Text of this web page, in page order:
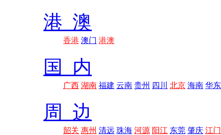
港 澳
香港 澳门 港澳
国 内
广西 湖南 福建 云南 贵州 四川 北京 海南 华东
周 边
韶关 惠州 清远 珠海 河源 阳江 东莞 肇庆 江门